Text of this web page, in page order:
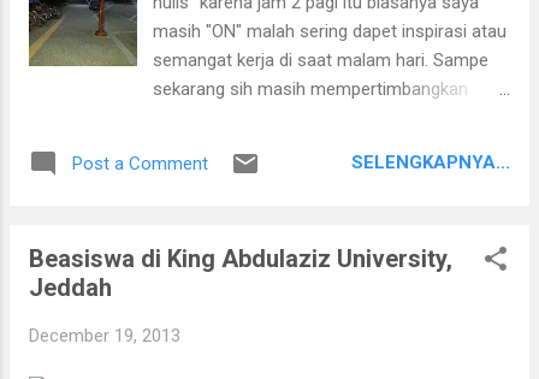
dengan setir kiri. Karena mungkin ada
beberapa hal yan harus kita pahami dan
sesuaikan untuk lebih aman dan nyaman
saat menyetir. Foto: autovant.com Ketika
sempat bertanya-tanyamengapa setir mobil
masih "ON" malah sering dapet inspirasi atau
semangat kerja di saat malam hari. Sampe
sekarang sih masih mempertimbangkan
bertahan dengan "night owl" seperti saat ini.
salju di kota Jinju, Korea Selatan. Herannya
berwarna putih dan butiran-butiran salju juga
Post a Comment SELENGKAPNYA...
Beasiswa di King Abdulaziz University,
Jeddah
December 19, 2013